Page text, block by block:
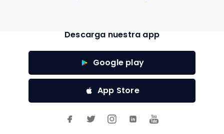
Descarga nuestra app
Google play
App Store